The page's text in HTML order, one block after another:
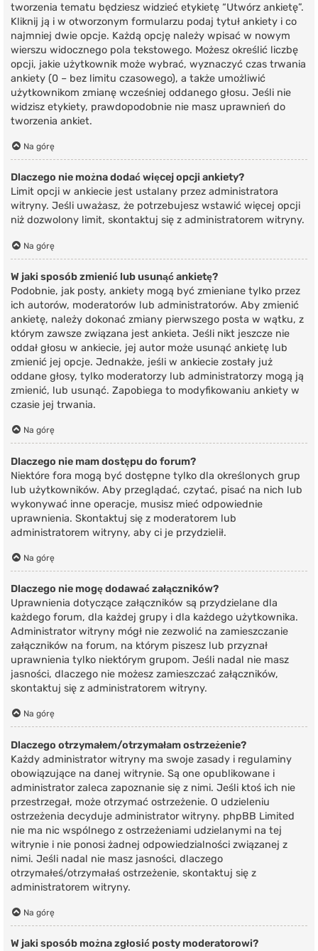
tworzenia tematu będziesz widzieć etykietę “Utwórz ankietę”.
Kliknij ją i w otworzonym formularzu podaj tytuł ankiety i co
najmniej dwie opcje. Każdą opcję należy wpisać w nowym
wierszu widocznego pola tekstowego. Możesz określić liczbę
opcji, jakie użytkownik może wybrać, wyznaczyć czas trwania
ankiety (0 – bez limitu czasowego), a także umożliwić
użytkownikom zmianę wcześniej oddanego głosu. Jeśli nie
widzisz etykiety, prawdopodobnie nie masz uprawnień do
tworzenia ankiet.
Na górę
Dlaczego nie można dodać więcej opcji ankiety?
Limit opcji w ankiecie jest ustalany przez administratora
witryny. Jeśli uważasz, że potrzebujesz wstawić więcej opcji
niż dozwolony limit, skontaktuj się z administratorem witryny.
Na górę
W jaki sposób zmienić lub usunąć ankietę?
Podobnie, jak posty, ankiety mogą być zmieniane tylko przez
ich autorów, moderatorów lub administratorów. Aby zmienić
ankietę, należy dokonać zmiany pierwszego posta w wątku, z
którym zawsze związana jest ankieta. Jeśli nikt jeszcze nie
oddał głosu w ankiecie, jej autor może usunąć ankietę lub
zmienić jej opcje. Jednakże, jeśli w ankiecie zostały już
oddane głosy, tylko moderatorzy lub administratorzy mogą ją
zmienić, lub usunąć. Zapobiega to modyfikowaniu ankiety w
czasie jej trwania.
Na górę
Dlaczego nie mam dostępu do forum?
Niektóre fora mogą być dostępne tylko dla określonych grup
lub użytkowników. Aby przeglądać, czytać, pisać na nich lub
wykonywać inne operacje, musisz mieć odpowiednie
uprawnienia. Skontaktuj się z moderatorem lub
administratorem witryny, aby ci je przydzielił.
Na górę
Dlaczego nie mogę dodawać załączników?
Uprawnienia dotyczące załączników są przydzielane dla
każdego forum, dla każdej grupy i dla każdego użytkownika.
Administrator witryny mógł nie zezwolić na zamieszczanie
załączników na forum, na którym piszesz lub przyznał
uprawnienia tylko niektórym grupom. Jeśli nadal nie masz
jasności, dlaczego nie możesz zamieszczać załączników,
skontaktuj się z administratorem witryny.
Na górę
Dlaczego otrzymałem/otrzymałam ostrzeżenie?
Każdy administrator witryny ma swoje zasady i regulaminy
obowiązujące na danej witrynie. Są one opublikowane i
administrator zaleca zapoznanie się z nimi. Jeśli ktoś ich nie
przestrzegał, może otrzymać ostrzeżenie. O udzieleniu
ostrzeżenia decyduje administrator witryny. phpBB Limited
nie ma nic wspólnego z ostrzeżeniami udzielanymi na tej
witrynie i nie ponosi żadnej odpowiedzialności związanej z
nimi. Jeśli nadal nie masz jasności, dlaczego
otrzymałeś/otrzymałaś ostrzeżenie, skontaktuj się z
administratorem witryny.
Na górę
W jaki sposób można zgłosić posty moderatorowi?